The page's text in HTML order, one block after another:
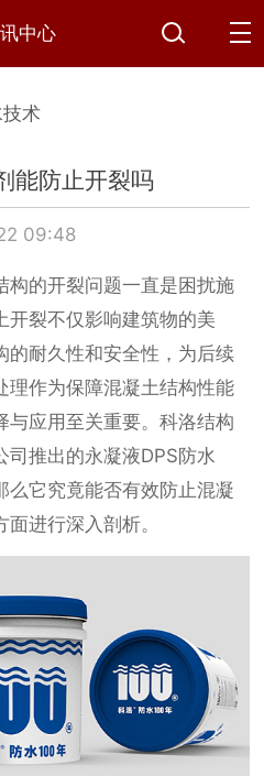
中心
术
能防止开裂吗
09:48
构的开裂问题一直是困扰施
开裂不仅影响建筑物的美
的耐久性和安全性，为后续
理作为保障混凝土结构性能
与应用至关重要。科洛结构
司推出的永凝液DPS防水
么它究竟能否有效防止混凝
进行深入剖析。